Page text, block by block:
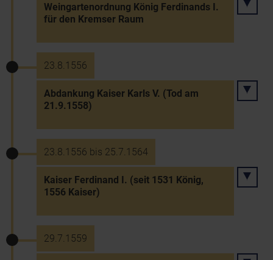
Weingartenordnung König Ferdinands I.
für den Kremser Raum
23.8.1556
Abdankung Kaiser Karls V. (Tod am
21.9.1558)
23.8.1556 bis 25.7.1564
Kaiser Ferdinand I. (seit 1531 König,
1556 Kaiser)
29.7.1559